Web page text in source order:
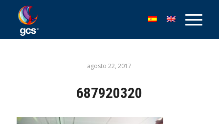
agosto 22, 2017
687920320